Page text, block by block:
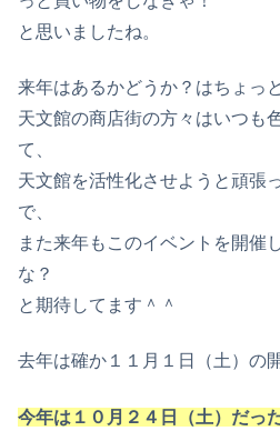
と思いましたね。
来年はあるかどうか？はちょっ
天文館の商店街の方々はいつも
て、
天文館を活性化させようと頑張
で、
また来年もこのイベントを開催
な？
と期待してます＾＾
去年は確か１１月１日（土）の
今年は１０月２４日（土）だっ